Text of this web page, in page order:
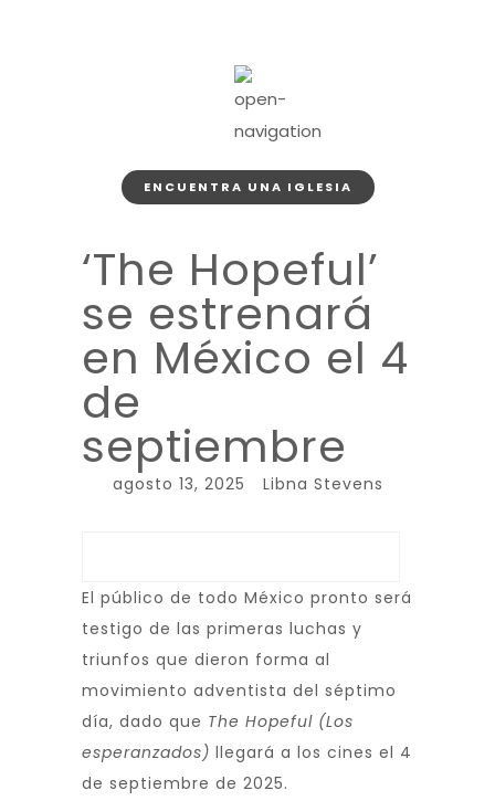
ENCUENTRA UNA IGLESIA
‘The Hopeful’
se estrenará
en México el 4
de
septiembre
agosto 13, 2025 Libna Stevens
El público de todo México pronto será
testigo de las primeras luchas y
triunfos que dieron forma al
movimiento adventista del séptimo
día, dado que The Hopeful (Los
esperanzados) llegará a los cines el 4
de septiembre de 2025.